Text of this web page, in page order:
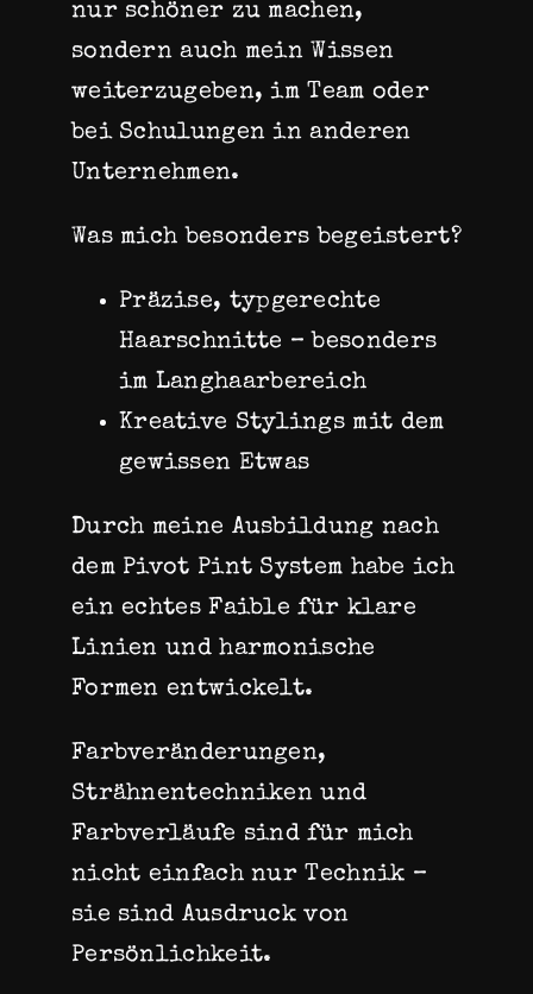
nur schöner zu machen,
sondern auch mein Wissen
weiterzugeben, im Team oder
bei Schulungen in anderen
Unternehmen.
Was mich besonders begeistert?
Präzise, typgerechte
Haarschnitte – besonders
im Langhaarbereich
Kreative Stylings mit dem
gewissen Etwas
Durch meine Ausbildung nach
dem Pivot Pint System habe ich
ein echtes Faible für klare
Linien und harmonische
Formen entwickelt.
Farbveränderungen,
Strähnentechniken und
Farbverläufe sind für mich
nicht einfach nur Technik –
sie sind Ausdruck von
Persönlichkeit.